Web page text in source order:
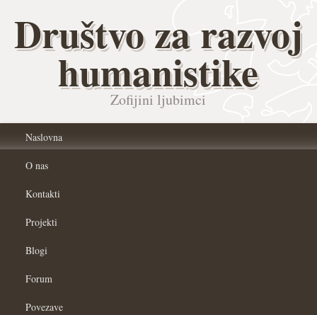
Društvo za razvoj
humanistike
Zofijini ljubimci
Naslovna
O nas
Kontakti
Projekti
Blogi
Forum
Povezave